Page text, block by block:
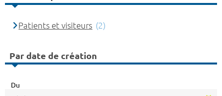
Patients et visiteurs (2)
Par date de création
Du